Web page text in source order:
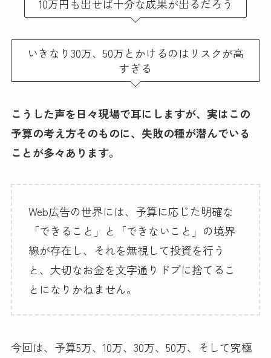
10万円も出せば十分な成果が出るだろう
いきなり30万、50万とかけるのはリスクが高
すぎる
こうした声を日々現場で耳にしますが、実はこの
予算の考え方そのものに、失敗の種が潜んでいる
ことが多々あります。
Web広告の世界には、予算に応じた明確な
「できること」と「できないこと」の境界
線が存在し、それを無視して投資を行う
と、大切なお金を文字通りドブに捨てるこ
とになりかねません。
今回は、予算5万、10万、30万、50万、そして究極